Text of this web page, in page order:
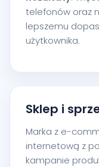
telefonów oraz
lepszemu
użytkownika.
Sklep i
Marka z e-
internetową z
kampanie